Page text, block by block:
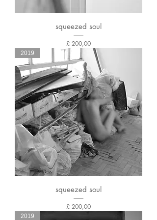
squeezed soul
Preço
£ 200,00
2019
squeezed soul
Preço
£ 200,00
2019